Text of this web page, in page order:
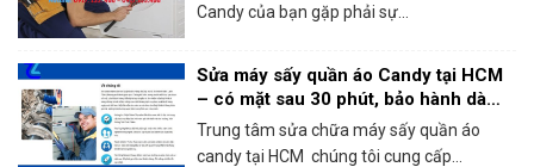
Candy của bạn gặp phải sự...
Sửa máy sấy quần áo Candy tại HCM
– có mặt sau 30 phút, bảo hành dài
hạn!
Trung tâm sửa chữa máy sấy quần áo
candy tại HCM chúng tôi cung cấp...